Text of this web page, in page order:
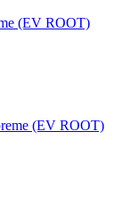
(EV ROOT)